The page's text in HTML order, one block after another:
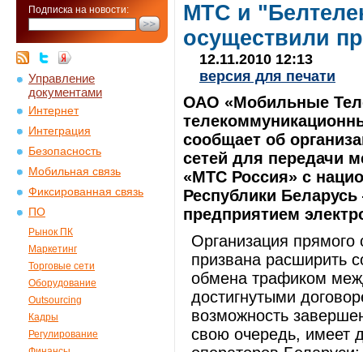
Подписка на новости:
Управление
документами
Интернет
Интеграция
Безопасность
Мобильная связь
Фиксированная связь
ПО
Рынок ПК
Маркетинг
Торговые сети
Оборудование
Outsourcing
Кадры
Регулирование
МТС и
осуществили
12.11.2010 12:13
версия для печати
ОАО «Мобильные
сообщает об
сетей для передачи
«МТС Россия» с
Республики
предприятием
Организация
призвана расширить
обмена трафиком
достигнутыми
возможность
свою очередь, имеет